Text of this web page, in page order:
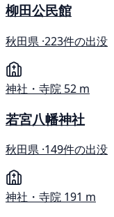
柳田公民館
秋田県 ·223件の出没
神社・寺院 52 m
若宮八幡神社
秋田県 ·149件の出没
神社・寺院 191 m